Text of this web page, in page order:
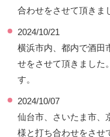
合わせをさせて頂きま
2024/10/21
横浜市内、都内で酒田
せをさせて頂きました
す。
2024/10/07
仙台市、さいたま市、
様と打ち合わせをさせ